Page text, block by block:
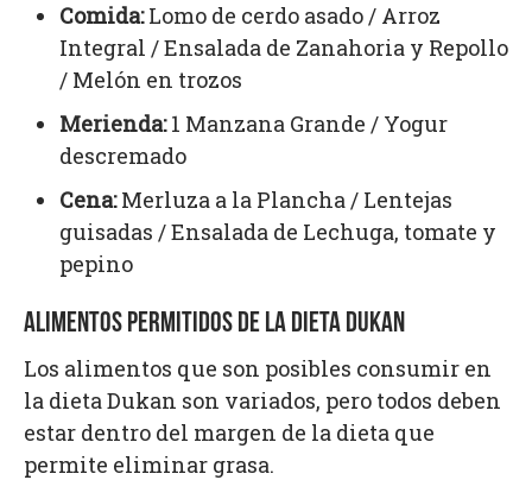
Comida:Lomo de cerdo asado / Arroz
Integral / Ensalada de Zanahoria y Repollo
/ Melón en trozos
Merienda:1 Manzana Grande / Yogur
descremado
Cena:Merluza a la Plancha / Lentejas
guisadas / Ensalada de Lechuga, tomate y
pepino
ALIMENTOS PERMITIDOS DE LA DIETA DUKAN
Los alimentos que son posibles consumir en
la dieta Dukan son variados, pero todos deben
estar dentro del margen de la dieta que
permite eliminar grasa.